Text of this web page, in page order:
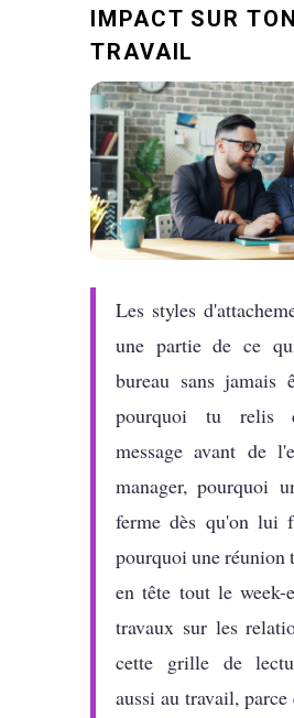
IMPACT SUR TON
TRAVAIL
Les styles
une partie de ce
bureau sans jamais
pourquoi tu
message avant de
manager, pourquoi
ferme dès qu'on lui
pourquoi une réunion
en tête tout le week-
travaux sur les
cette grille de
aussi au travail,